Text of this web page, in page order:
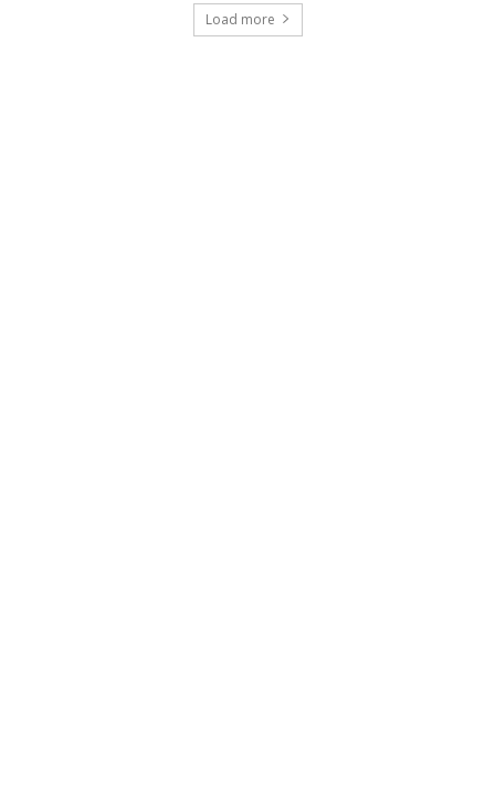
Load more